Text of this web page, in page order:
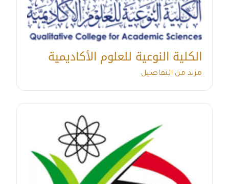
الكلية النوعية للعلوم الأكاديمية
مزيد من التفاصيل